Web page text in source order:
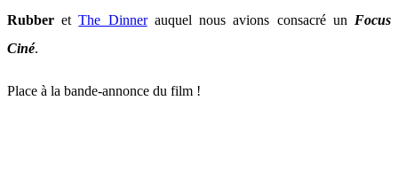
Rubber etThe Dinnerauquel nous avions consacré un Focus
Ciné.
Place à la bande-annonce du film !